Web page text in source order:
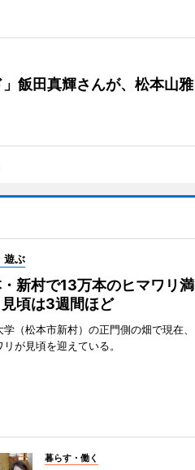
飯田真輝さんが、松本山雅
遊ぶ
新村で13万本のヒマワリ満
頃は3週間ほど
学（松本市新村）の正門側の畑で現在、
リが見頃を迎えている。
暮らす・働く